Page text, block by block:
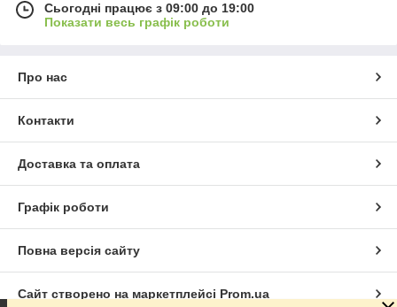
Сьогодні працює з 09:00 до 19:00
Показати весь графік роботи
Про нас
Контакти
Доставка та оплата
Графік роботи
Повна версія сайту
Сайт створено на маркетплейсі Prom.ua